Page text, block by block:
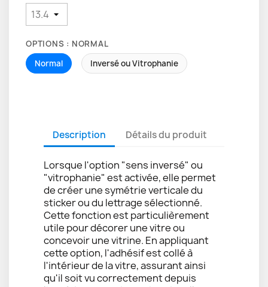
OPTIONS : NORMAL
Normal
Inversé ou Vitrophanie
Description Détails du produit
Lorsque l'option "sens inversé" ou
"vitrophanie" est activée, elle permet
de créer une symétrie verticale du
sticker ou du lettrage sélectionné.
Cette fonction est particulièrement
utile pour décorer une vitre ou
concevoir une vitrine. En appliquant
cette option, l'adhésif est collé à
l'intérieur de la vitre, assurant ainsi
qu'il soit vu correctement depuis